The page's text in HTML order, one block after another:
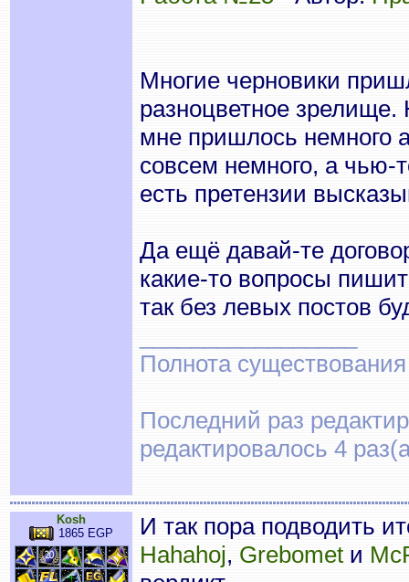
Многие черновики
разноцветное зрелище.
мне пришлось немного
совсем немного, а чью-
есть претензии
Да ещё давай-те
какие-то вопросы
так без левых постов
Полнота
Последний раз
редактировалось 4
Kosh
1865 EGP
И так пора подводить
Hahahoj, Grebomet и